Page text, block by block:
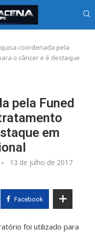
coordenada pela
o câncer e é destaque
pela Funed
em
13 de julho de 2017
Facebook
foi utilizado para